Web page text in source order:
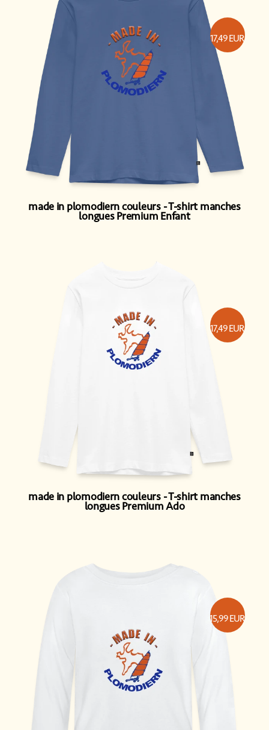
made in plomodiern couleurs T-shirt manches
longues Premium Enfant
17,49EUR
made in plomodiern couleurs T-shirt manches
longues Premium Ado
17,49EUR
15,99EUR